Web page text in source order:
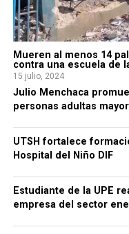
Mueren al menos 14
contra una escuela de
15 julio, 2024
Julio Menchaca
personas adultas
UTSH fortalece
Hospital del Niño DIF
Estudiante de la UPE
empresa del sector